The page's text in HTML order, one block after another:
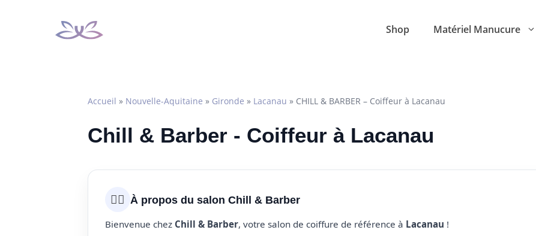
Shop Matériel Manucure
Accueil » Nouvelle-Aquitaine » Gironde » Lacanau » CHILL & BARBER – Coiffeur à Lacanau
Chill & Barber - Coiffeur à Lacanau
💇‍♀️ À propos du salon Chill & Barber
Bienvenue chez Chill & Barber, votre salon de coiffure de référence à Lacanau !